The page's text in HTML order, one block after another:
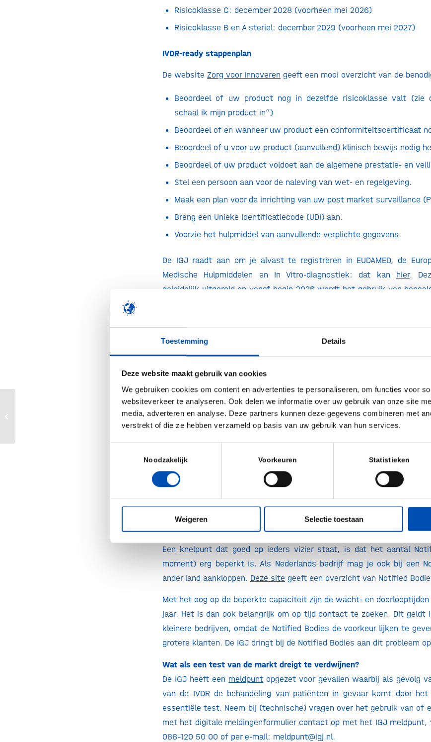
Toestemming Details
Deze website maakt gebruik van cookies
We gebruiken cookies om content en advertenties te personaliseren, om functies voor
websiteverkeer te analyseren. Ook delen we informatie over uw gebruik van onze site
media, adverteren en analyse. Deze partners kunnen deze gegevens combineren met
verstrekt of die ze hebben verzameld op basis van uw gebruik van hun services.
Noodzakelijk Voorkeuren Statistieken
Weigeren Selectie toestaan
Risicoklasse C: december 2028 (voorheen mei 2026)
Risicoklasse B en A steriel: december 2029 (voorheen mei 2027)
IVDR-ready stappenplan
De website Zorg voor Innoveren geeft een mooi overzicht van de
Beoordeel of uw product nog in dezelfde risicoklasse valt (zie
schaal ik mijn product in”)
Beoordeel of en wanneer uw product een conformiteitscertificaat
Beoordeel of u voor uw product (aanvullend) klinisch bewijs nodig
Beoordeel of uw product voldoet aan de algemene prestatie- en
Stel een persoon aan voor de naleving van wet- en regelgeving.
Maak een plan voor de inrichting van uw post market surveillance
Breng een Unieke Identificatiecode (UDI) aan.
Voorzie het hulpmiddel van aanvullende verplichte gegevens.
De IGJ raadt aan om je alvast te registreren in EUDAMED, de
Medische Hulpmiddelen en In Vitro-diagnostiek: dat kan hier.
geleidelijk uitgerold en vanaf begin 2026 wordt het gebruik van
Ook is het verstandig je alvast voor te bereiden op de nieuwe
om nationale autoriteiten en de gezondheidszorgsector te kunnen
(mogelijke) verstoring of onderbreking van de levering van
hulpmiddelen, zoals beschreven in
Hoe schaal ik mijn product in?
Bedrijven bepalen zelf onder welke risicoklasse hun IVDR-
guidance documenten kunnen hierbij helpen. Notified Bodies
De inschaling van softwareproducten wordt momenteel bijvoorbeeld
Bodies als door de IGJ als uitdagend ervaren. Bovenstaande
mogelijkheid om gaandeweg meer duidelijkheid te verschaffen over
Help, ik kom niet in contact met een Notified Body!
Een knelpunt dat goed op ieders vizier staat, is dat het aantal
moment) erg beperkt is. Als Nederlands bedrijf mag je ook bij een
ander land aankloppen. Deze site geeft een overzicht van Notified
Met het oog op de beperkte capaciteit zijn de wacht- en
jaar. Het is dan ook belangrijk om op tijd contact te zoeken. Dit geldt
kleinere bedrijven, omdat de Notified Bodies de voorkeur lijken te
grotere klanten. De IGJ dringt bij de Notified Bodies aan dit probleem
Wat als een test van de markt dreigt te verdwijnen?
De IGJ heeft een meldpunt opgezet voor gevallen waarbij als gevolg
van de IVDR de behandeling van patiënten in gevaar komt door
essentiële test. Neem bij (technische) vragen over het gebruik van of
met het digitale meldingenformulier contact op met het IGJ meldpunt,
088-120 50 00 of per e-mail: meldpunt@igj.nl.